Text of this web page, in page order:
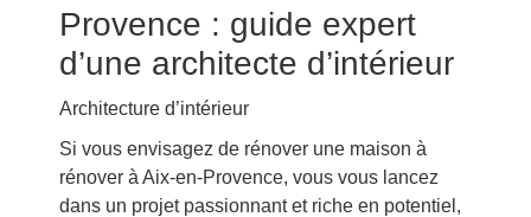
Provence : guide expert
d’une architecte d’intérieur
Architecture d’intérieur
Si vous envisagez de rénover une maison à
rénover à Aix-en-Provence, vous vous lancez
dans un projet passionnant et riche en potentiel,